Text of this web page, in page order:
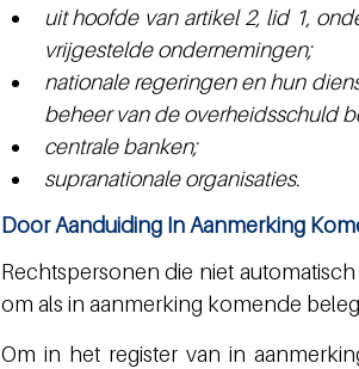
uit hoofde van artikel 2, lid 1,
vrijgestelde ondernemingen;
nationale regeringen en hun
beheer van de overheidsschuld
centrale banken;
supranationale organisaties.
Door Aanduiding In Aanmerking
Rechtspersonen die niet
om als in aanmerking komende
Om in het register van in